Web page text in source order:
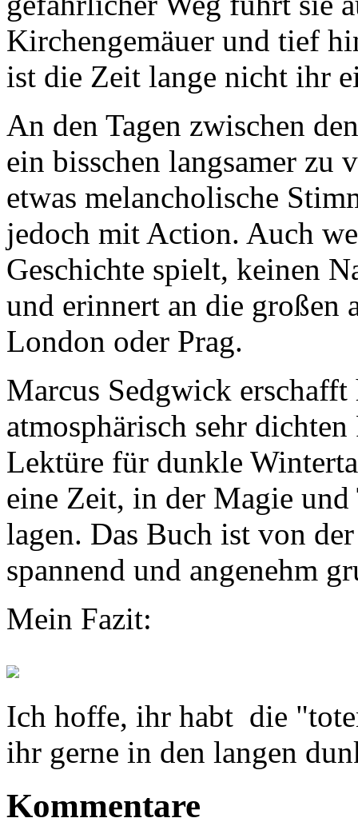
Kirchengemäuer und tief
ist die Zeit lange nicht ihr
An den Tagen zwischen
ein bisschen langsamer zu
etwas melancholische
jedoch mit Action. Auch
Geschichte spielt, keinen
und erinnert an die
London oder Prag.
Marcus Sedgwick erschafft
atmosphärisch sehr
Lektüre für dunkle
eine Zeit, in der Magie und
lagen. Das Buch ist von
spannend und angenehm
Mein Fazit:
Ich hoffe, ihr habt die
ihr gerne in den langen
Kommentare